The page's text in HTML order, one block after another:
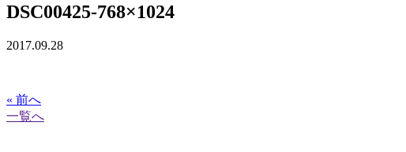
DSC00425-768×1024
2017.09.28
« 前へ
一覧へ